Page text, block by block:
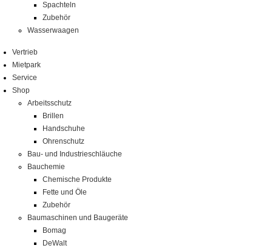
Spachteln
Zubehör
Wasserwaagen
Vertrieb
Mietpark
Service
Shop
Arbeitsschutz
Brillen
Handschuhe
Ohrenschutz
Bau- und Industrieschläuche
Bauchemie
Chemische Produkte
Fette und Öle
Zubehör
Baumaschinen und Baugeräte
Bomag
DeWalt